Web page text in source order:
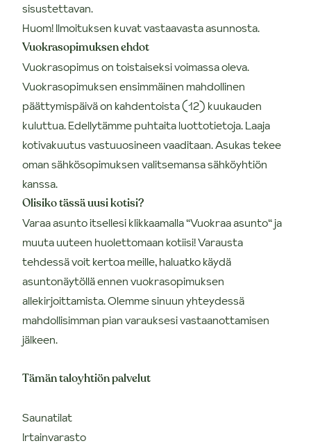
sisustettavan.
Huom! Ilmoituksen kuvat vastaavasta asunnosta.
Vuokrasopimuksen ehdot
Vuokrasopimus on toistaiseksi voimassa oleva.
Vuokrasopimuksen ensimmäinen mahdollinen
päättymispäivä on kahdentoista (12) kuukauden
kuluttua. Edellytämme puhtaita luottotietoja. Laaja
kotivakuutus vastuuosineen vaaditaan. Asukas tekee
oman sähkösopimuksen valitsemansa sähköyhtiön
kanssa.
Olisiko tässä uusi kotisi?
Varaa asunto itsellesi klikkaamalla “Vuokraa asunto“ ja
muuta uuteen huolettomaan kotiisi! Varausta
tehdessä voit kertoa meille, haluatko käydä
asuntonäytöllä ennen vuokrasopimuksen
allekirjoittamista. Olemme sinuun yhteydessä
mahdollisimman pian varauksesi vastaanottamisen
jälkeen.
Tämän taloyhtiön palvelut
Saunatilat
Irtainvarasto